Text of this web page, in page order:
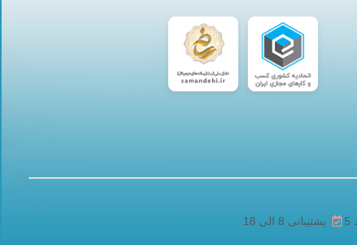
پشتیبانی 8 الی 18